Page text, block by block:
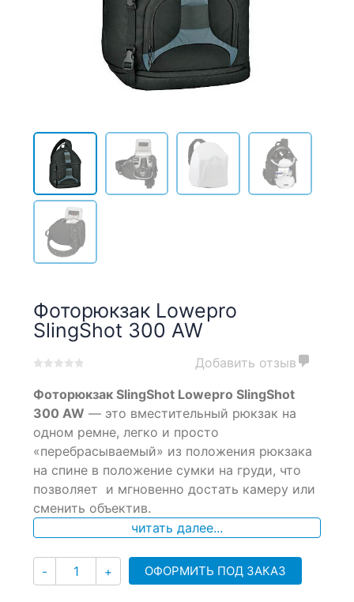
Фоторюкзак Lowepro
SlingShot 300 AW
out
of
based
on
customer
ratings
Добавить отзыв
Фоторюкзак SlingShot Lowepro SlingShot
300 AW — это вместительный рюкзак на
одном ремне, легко и просто
«перебрасываемый» из положения рюкзака
на спине в положение сумки на груди, что
позволяет и мгновенно достать камеру или
сменить объектив.
читать далее...
- Количество
+ ОФОРМИТЬ ПОД ЗАКАЗ